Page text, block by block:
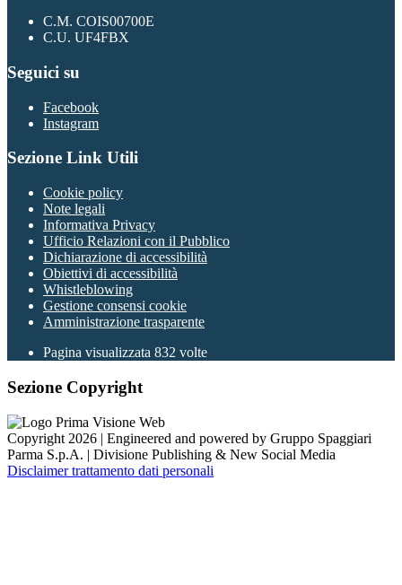
C.M. COIS00700E
C.U. UF4FBX
Seguici su
Facebook
Instagram
Sezione Link Utili
Cookie policy
Note legali
Informativa Privacy
Ufficio Relazioni con il Pubblico
Dichiarazione di accessibilità
Obiettivi di accessibilità
Whistleblowing
Gestione consensi cookie
Amministrazione trasparente
Pagina visualizzata 832 volte
Sezione Copyright
Copyright 2026 | Engineered and powered by Gruppo Spaggiari
Parma S.p.A. | Divisione Publishing & New Social Media
Disclaimer trattamento dati personali